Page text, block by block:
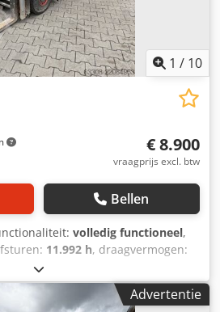
1 / 10
€ 8.900
vraagprijs excl. btw
Bellen
volledig functioneel,
11.992 h, draagvermogen:
3.250 mm
Simplex, bouwhoogte:
1.150 mm, vorklengte:
Advertentie